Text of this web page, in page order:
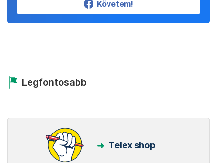
Követem!
Legfontosabb
Telex shop